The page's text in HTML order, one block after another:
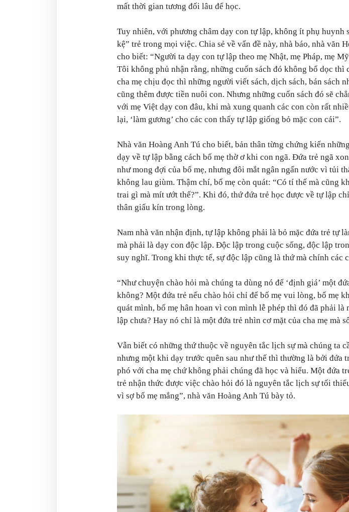
mất thời gian tương đối lâu để học.
Tuy nhiên, với phương châm dạy con tự lập, không ít phụ huynh
kệ” trẻ trong mọi việc. Chia sẻ về vấn đề này, nhà báo, nhà văn
cho biết: “Người ta dạy con tự lập theo mẹ Nhật, mẹ Pháp, mẹ
Tôi không phủ nhận rằng, những cuốn sách đó không bổ dọc thì
cha mẹ chịu đọc thì những người viết sách, dịch sách, bán sách
cũng thêm được tiền nuôi con. Nhưng những cuốn sách đó sẽ
với mẹ Việt dạy con đâu, khi mà xung quanh các con còn rất
lại, ‘làm gương’ cho các con thấy tự lập giống bỏ mặc con cái”.
Nhà văn Hoàng Anh Tú cho biết, bản thân từng chứng kiến
dạy về tự lập bằng cách bố mẹ thờ ơ khi con ngã. Đứa trẻ ngã
như mong đợi của bố mẹ, nhưng đôi mắt ngân ngấn nước vì tủi
không lau giùm. Thậm chí, bố mẹ còn quát: “Có tí thế mà cũng
trai gì mà mít ướt thế?”. Khi đó, thứ đứa trẻ học được về tự lập
thân giấu kín trong lòng.
Nam nhà văn nhận định, tự lập không phải là bỏ mặc đứa trẻ tự
mà phải là dạy con độc lập. Độc lập trong cuộc sống, độc lập
suy nghĩ. Trong khi thực tế, sự độc lập cũng là thứ mà chính các
“Như chuyện chào hỏi mà chúng ta dùng nó để ‘định giá’ một
không? Một đứa trẻ nếu chào hỏi chỉ để bố mẹ vui lòng, bố mẹ
quát mình, bố mẹ hân hoan vì con mình lễ phép thì đó đã phải là
lập chưa? Hay nó chỉ là một đứa trẻ nhìn cơ mặt của cha mẹ mà
Vẫn biết có những thứ thuộc về nguyên tắc lịch sự mà chúng ta
nhưng một khi dạy trước quên sau như thế thì thường là bởi đứa
phó với cha mẹ chứ không phải chúng đã học và hiểu. Một đứa
trẻ nhận thức được việc chào hỏi đó là nguyên tắc lịch sự tối
vì sợ bố mẹ mắng”, nhà văn Hoàng Anh Tú bày tỏ.